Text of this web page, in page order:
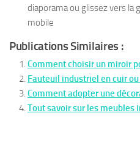
diaporama ou glissez vers la
mobile
Publications Similaires :
Comment choisir un miroir
Fauteuil industriel en cuir
Comment adopter une
Tout savoir sur les meubles